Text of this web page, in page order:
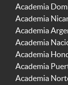
Academia
Academia
Academia
Academia
Academia
Academia
Academia